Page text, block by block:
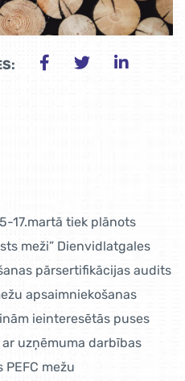
17.martā tiek plānots
meži” Dienvidlatgales
pārsertifikācijas audits
apsaimniekošanas
ieinteresētās puses
uzņēmuma darbības
mežu